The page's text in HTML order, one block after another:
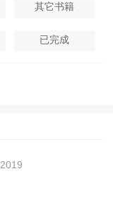
其它书籍
已完成
2019